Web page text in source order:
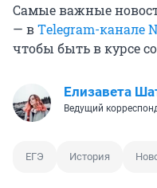
Самые важные
— вТelegram-канале
чтобы быть в курсе
Елизавета
Ведущий
ЕГЭ История